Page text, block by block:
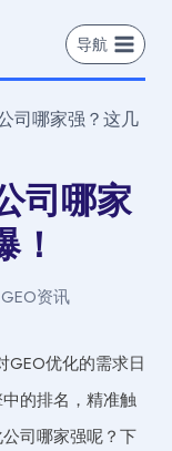
导航
司哪家强？这几
司哪家
GEO资讯
GEO优化的需求日
的排名，精准触
司哪家强呢？下